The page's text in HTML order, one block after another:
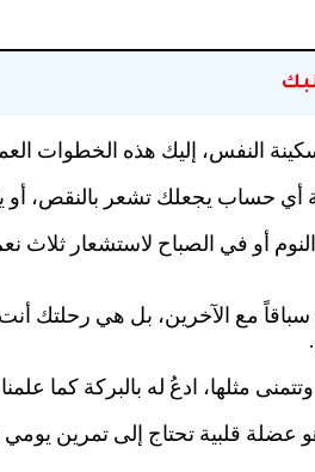
النفس، إليك هذه الخطوات
أي حساب يجعلك تشعر بالنقص،
أو في الصباح لاستشعار ثلاث
سباقاً مع الآخرين، بل هي
مثلها، ادعُ له بالبركة كما
قلبية تحتاج إلى تمرين